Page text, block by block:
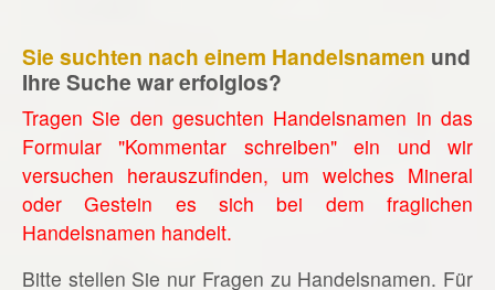
Sie suchten nach einem Handelsnamen und
Ihre Suche war erfolglos?
Tragen Sie den gesuchten Handelsnamen in das
Formular "Kommentar schreiben" ein und wir
versuchen herauszufinden, um welches Mineral
oder Gestein es sich bei dem fraglichen
Handelsnamen handelt.
Bitte stellen Sie nur Fragen zu Handelsnamen. Für